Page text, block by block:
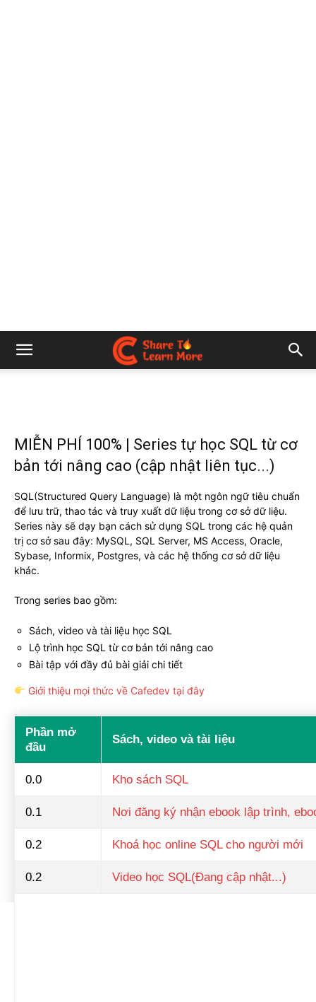
MIỄN PHÍ 100% | Series tự học SQL từ cơ
bản tới nâng cao (cập nhật liên tục...)
SQL(Structured Query Language) là một ngôn ngữ tiêu chuẩn
để lưu trữ, thao tác và truy xuất dữ liệu trong cơ sở dữ liệu.
Series này sẽ dạy bạn cách sử dụng SQL trong các hệ quản
trị cơ sở sau đây: MySQL, SQL Server, MS Access, Oracle,
Sybase, Informix, Postgres, và các hệ thống cơ sở dữ liệu
khác.
Trong series bao gồm:
Sách, video và tài liệu học SQL
Lộ trình học SQL từ cơ bản tới nâng cao
Bài tập với đầy đủ bài giải chi tiết
Giới thiệu mọi thức về Cafedev tại đây
Phần mở
đầu
Sách, video và tài liệu
0.0 Kho sách SQL
0.1 Nơi đăng ký nhận ebook lập trình,
0.2 Khoá học online SQL cho người mới
0.2 Video học SQL(Đang cập nhật...)